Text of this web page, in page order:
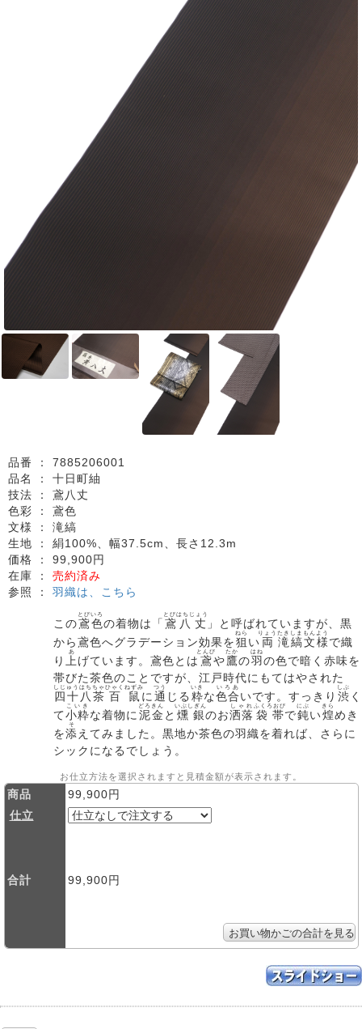
品番 ： 7885206001
品名 ： 十日町紬
技法 ： 鳶八丈
色彩 ： 鳶色
文様 ： 滝縞
生地 ： 絹100%、幅37.5cm、長さ12.3m
価格 ： 99,900円
在庫 ： 売約済み
参照 ： 羽織は、こちら
この鳶色
とびいろ
の着物は「 鳶八丈
とびはちじょう
」と呼ばれていますが、黒
から鳶色へグラデーション効果を狙
ねら
い 両
りょう
滝縞
たきしま
文様
もんよう
で織
り
上
あ
げています。鳶色とは 鳶
とんび
や鷹
たか
の羽
はね
の色で暗く赤味を
帯びた茶色のことですが、江戸時代にもてはやされた
四十八
しじゅうはち
茶
ちゃ
百鼠
ひゃくねずみ
に 通
つう
じる 粋
いき
な色合
いろあ
いです。すっきり 渋
しぶ
く
て小粋
こいき
な着物に 泥金
どろきん
と 燻銀
いぶしぎん
のお洒落
しゃれ
袋帯
ふくろおび
で鈍
にぶ
い煌
きら
めき
を添
そ
えてみました。黒地か茶色の羽織を着れば、さらに
シックになるでしょう。
お仕立方法を選択されますと見積金額が表示されます。
商品
99,900円
仕立
合計 99,900円